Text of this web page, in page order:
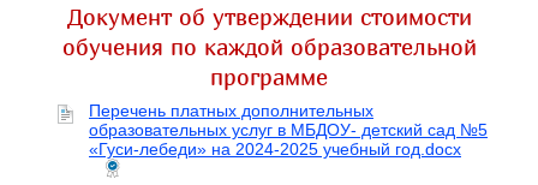
Документ об утверждении стоимости
обучения по каждой образовательной
программе
Перечень платных дополнительных
образовательных услуг в МБДОУ- детский сад №5
«Гуси-лебеди» на 2024-2025 учебный год.docx